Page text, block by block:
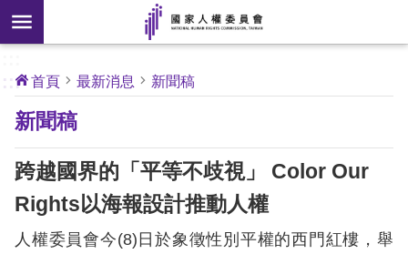
前往主要內容區塊
搜
尋
開
新
]
核
心
人
權
公
約
關
於
:::
首頁 最新消息 新聞稿
新聞稿
跨越國界的「平等不歧視」 Color Our
Rights以海報設計推動人權
人權委員會今(8)日於象徵性別平權的西門紅樓，舉